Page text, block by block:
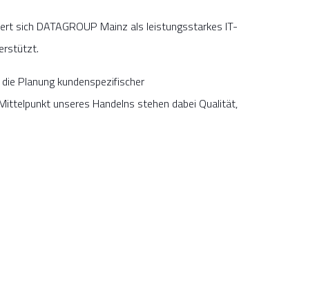
sich DATAGROUP Mainz als leistungsstarkes IT-
Planung kundenspezifischer
unseres Handelns stehen dabei Qualität,